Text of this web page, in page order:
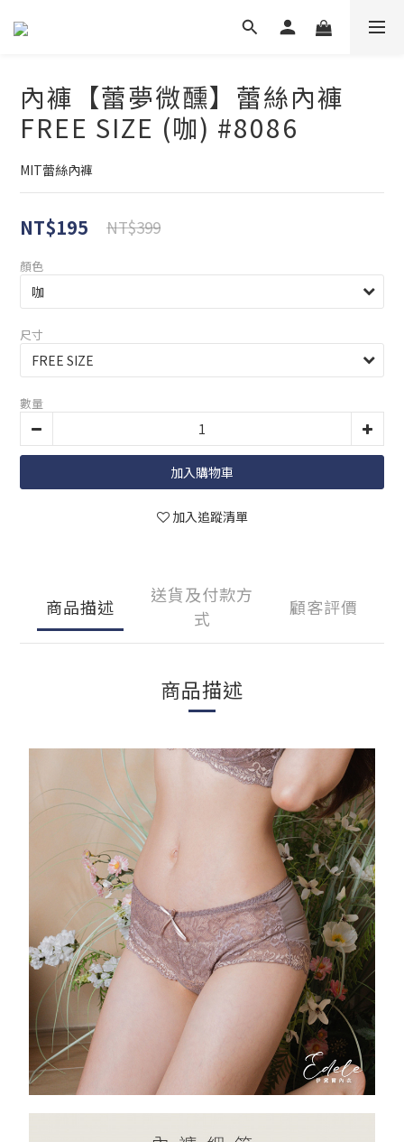
內褲【蕾夢微醺】蕾絲內褲
FREE SIZE (咖) #8086
MIT蕾絲內褲
NT$195 NT$399
顏色
尺寸
數量
加入購物車
加入追蹤清單
商品描述
送貨及付款方
式
顧客評價
商品描述